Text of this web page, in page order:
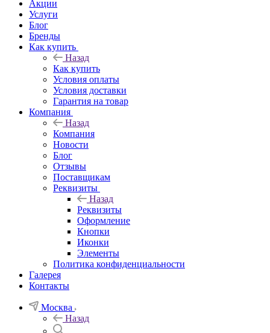
Акции
Услуги
Блог
Бренды
Как купить
Назад
Как купить
Условия оплаты
Условия доставки
Гарантия на товар
Компания
Назад
Компания
Новости
Блог
Отзывы
Поставщикам
Реквизиты
Назад
Реквизиты
Оформление
Кнопки
Иконки
Элементы
Политика конфиденциальности
Галерея
Контакты
Москва
Назад